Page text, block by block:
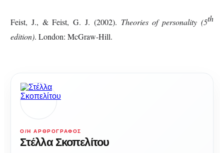
Feist, J., & Feist, G. J. (2002). Theories of personality (5th
edition). London: McGraw-Hill.
Ο/Η ΑΡΘΡΟΓΡΆΦΟΣ
Στέλλα Σκοπελίτου